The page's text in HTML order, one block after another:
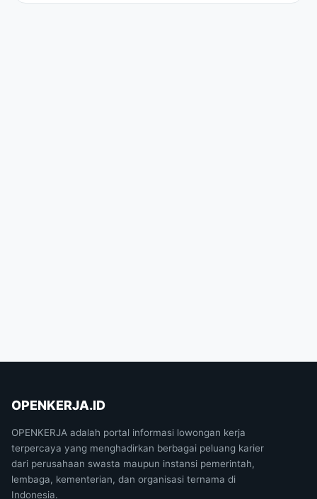
OPENKERJA.ID
OPENKERJA adalah portal informasi lowongan kerja
terpercaya yang menghadirkan berbagai peluang karier
dari perusahaan swasta maupun instansi pemerintah,
lembaga, kementerian, dan organisasi ternama di
Indonesia.